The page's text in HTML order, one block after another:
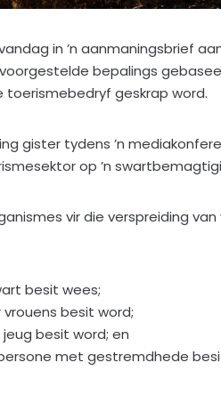
in ’n aanmaningsbrief
bepalings
toerismebedryf geskrap word.
gister tydens ’n
op ’n
vir die verspreiding
besit wees;
besit word;
besit word; en
met gestremdhede